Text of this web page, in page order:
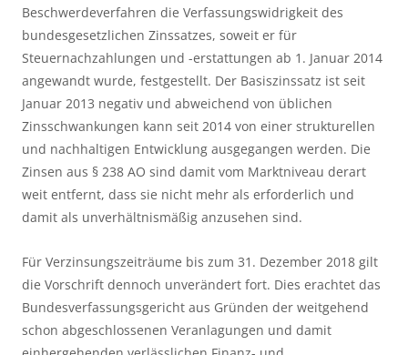
Beschwerdeverfahren die Verfassungswidrigkeit des
bundesgesetzlichen Zinssatzes, soweit er für
Steuernachzahlungen und -erstattungen ab 1. Januar 2014
angewandt wurde, festgestellt. Der Basiszinssatz ist seit
Januar 2013 negativ und abweichend von üblichen
Zinsschwankungen kann seit 2014 von einer strukturellen
und nachhaltigen Entwicklung ausgegangen werden. Die
Zinsen aus § 238 AO sind damit vom Marktniveau derart
weit entfernt, dass sie nicht mehr als erforderlich und
damit als unverhältnismäßig anzusehen sind.
Für Verzinsungszeiträume bis zum 31. Dezember 2018 gilt
die Vorschrift dennoch unverändert fort. Dies erachtet das
Bundesverfassungsgericht aus Gründen der weitgehend
schon abgeschlossenen Veranlagungen und damit